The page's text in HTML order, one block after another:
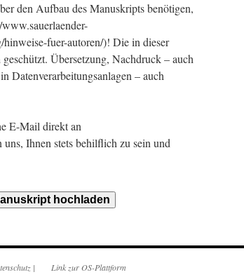
den Aufbau des Manuskripts benötigen,
fuer-autoren/)! Die in dieser
Übersetzung, Nachdruck – auch
Datenverarbeitungsanlagen – auch
E-Mail direkt an
Ihnen stets behilflich zu sein und
hochladen
| Link zur OS-Plattform